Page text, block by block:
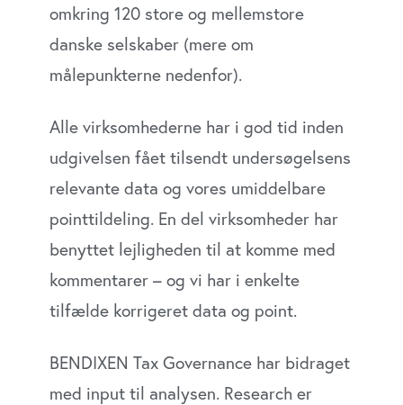
omkring 120 store og mellemstore
danske selskaber (mere om
målepunkterne nedenfor).
Alle virksomhederne har i god tid inden
udgivelsen fået tilsendt undersøgelsens
relevante data og vores umiddelbare
pointtildeling. En del virksomheder har
benyttet lejligheden til at komme med
kommentarer – og vi har i enkelte
tilfælde korrigeret data og point.
BENDIXEN Tax Governance har bidraget
med input til analysen. Research er